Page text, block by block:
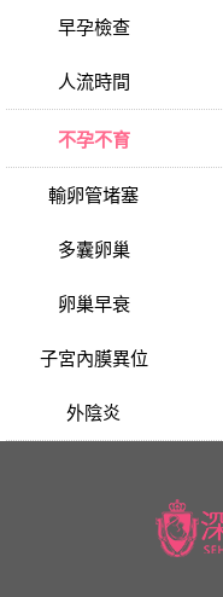
早孕檢查
人流時間
不孕不育
輸卵管堵塞
多囊卵巢
卵巢早衰
子宮內膜異位
外陰炎